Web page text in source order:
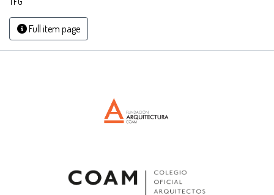
Full item page